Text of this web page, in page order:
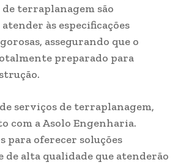
terraplanagem são
às especificações
assegurando que o
preparado para
serviços de terraplanagem,
com a Asolo Engenharia.
para oferecer soluções
de alta qualidade que atenderão